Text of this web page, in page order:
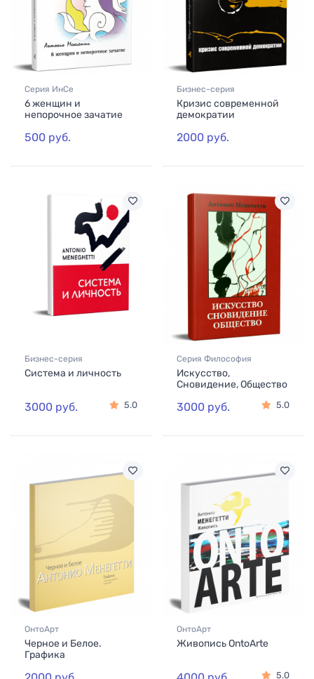
Серия ИнСе
6 женщин и
непорочное зачатие
500 руб.
Бизнес-серия
Кризис современной
демократии
2000 руб.
Бизнес-серия
Система и личность
3000 руб. 5.0
Серия Философия
Искусство,
Сновидение, Общество
3000 руб. 5.0
ОнтоАрт
Черное и Белое.
Графика
ОнтоАрт
Живопись OntoArte
5.0